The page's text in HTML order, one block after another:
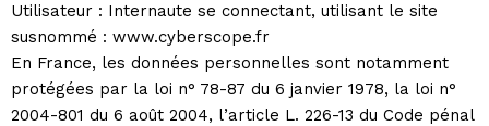
Utilisateur : Internaute se connectant, utilisant le site
susnommé : www.cyberscope.fr
En France, les données personnelles sont notamment
protégées par la loi n° 78-87 du 6 janvier 1978, la loi n°
2004-801 du 6 août 2004, l’article L. 226-13 du Code pénal